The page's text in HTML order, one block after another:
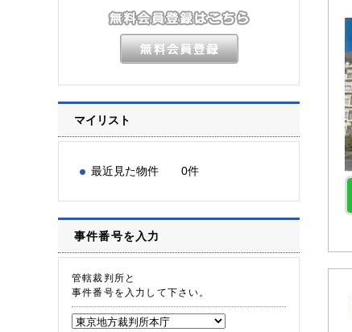
マイリスト
最近見た物件 0件
事件番号を入力
管轄裁判所と
事件番号を入力して下さい。